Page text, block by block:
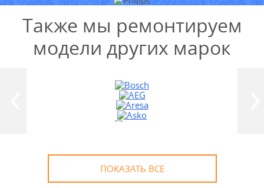
УЗНАТЬ СТОИМОСТЬ
Выезд и диагностика
БЕСПЛАТНО *
* в случае ремонта
Также мы ремонтируем
модели других марок
ПОКАЗАТЬ ВСЕ